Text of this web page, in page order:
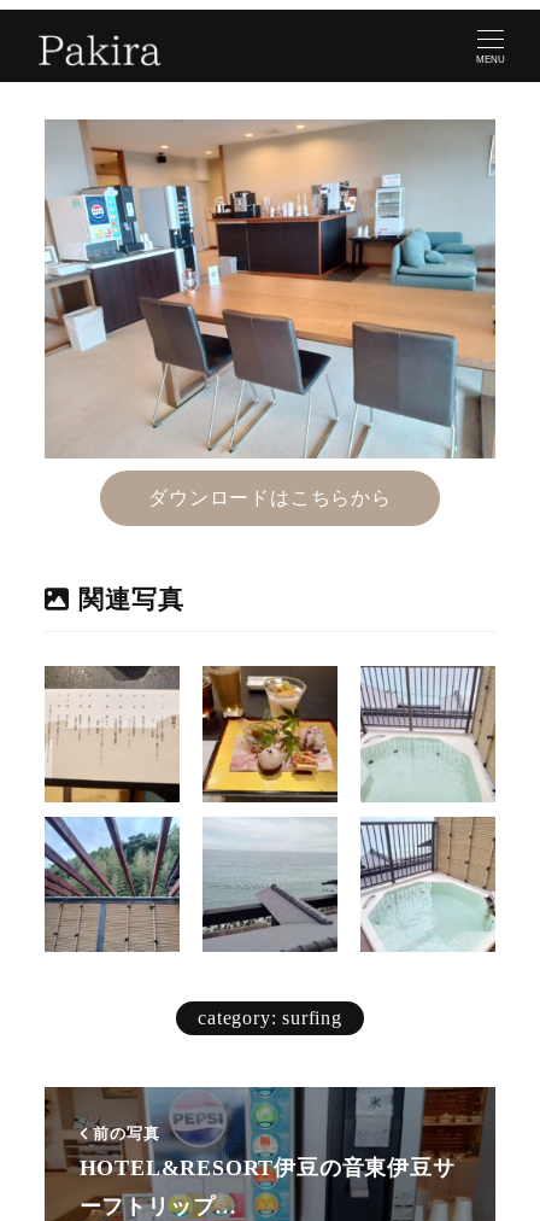
MENU
ダウンロードはこちらから
関連写真
category: surfing
前の写真
HOTEL&RESORT伊豆の音東伊豆サ
ーフトリップ…